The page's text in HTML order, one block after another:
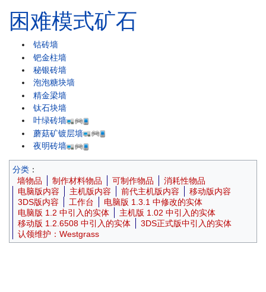
困难模式矿石
钴砖墙
钯金柱墙
秘银砖墙
泡泡糖块墙
精金梁墙
钛石块墙
叶绿砖墙
蘑菇矿镀层墙
夜明砖墙
分类 ：
墙物品
制作材料物品 可制作物品
消耗性物品
电脑版内容
主机版内容 前代主机版内容
移动版内容
3DS版内容
工作台
电脑版 1.3.1 中修改的实体
电脑版 1.2 中引入的实体
主机版 1.02 中引入的实体
移动版 1.2.6508 中引入的实体
3DS正式版中引入的实体
认领维护：Westgrass